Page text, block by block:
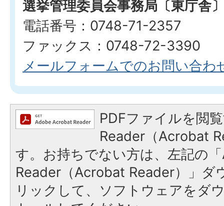
選挙管理委員会事務局〔東庁舎
電話番号：0748-71-2357
ファックス：0748-72-3390
メールフォームでのお問い合わ
PDFファイルを閲
Reader（Acrobat
す。お持ちでない方は、左記の
Reader（Acrobat Reader）」ダ
リックして、ソフトウェアをダ